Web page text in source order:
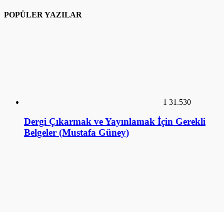
POPÜLER YAZILAR
1 31.530
Dergi Çıkarmak ve Yayınlamak İçin Gerekli
Belgeler (Mustafa Güney)